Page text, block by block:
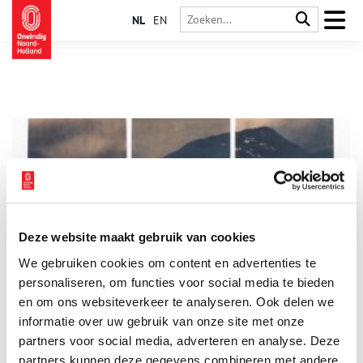
Deze website maakt gebruik van cookies
We gebruiken cookies om content en advertenties te
personaliseren, om functies voor social media te bieden
en om ons websiteverkeer te analyseren. Ook delen we
informatie over uw gebruik van onze site met onze
partners voor social media, adverteren en analyse. Deze
partners kunnen deze gegevens combineren met andere
NL EN
Wie ooit heeft stilgestaan voor een imposant berglandschap,
weet hoe klein en nietig een mens zich kan voelen – en
tegelijk verbonden met iets dat groter is dan zichzelf. Precies
dat gevoel zoekt Vivian Ammerlaan (1994) in haar werk. Singer
Laren toont dit najaar nieuw werk van de jonge kunstenaar in
Vivian Ammerlaan in de Rocky Mountains. Ammerlaan is de
winnaar van de John & Marine van Vlissingen Art Foundation
2 min